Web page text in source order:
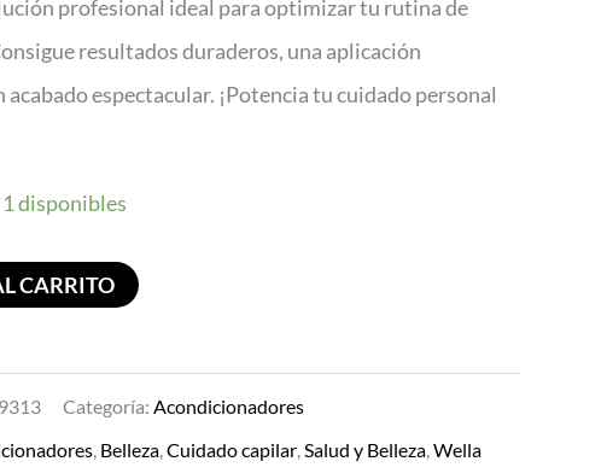
profesional ideal para optimizar tu rutina de
resultados duraderos, una aplicación
acabado espectacular. ¡Potencia tu cuidado personal
1 disponibles
CARRITO
Categoría: Acondicionadores
Belleza Cuidado capilar Salud y Belleza Wella